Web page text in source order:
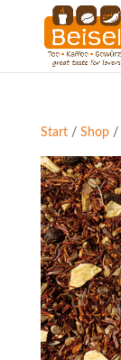
Start/ Shop/